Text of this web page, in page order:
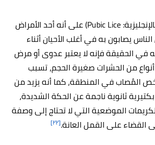
يُصنف قمل العانة (بالإنجليزية: Pubic Lice) على أنه أحد الأمراض
يصابون به في أغلب الأحيان أثناء
في الحقيقة فإنه لا يعتبر عدوى أو مرض
من الحشرات صغيرة الحجم، تسبب
المُصاب في المنطقة، كما أنه يزيد من
ثانوية ناجمة عن الحكة الشديدة،
الموضعية التي لا تحتاج إلى وصفة
على القمل العانة.[٢٢]